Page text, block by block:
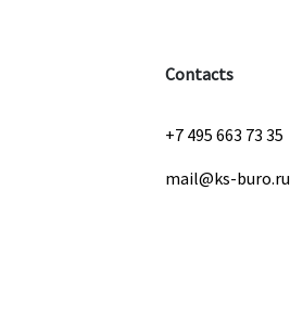
Contacts
+7 495 663 73 35
mail@ks-buro.ru